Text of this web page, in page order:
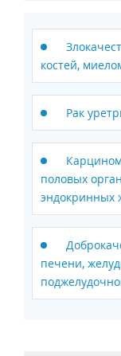
костей,
Рак
половых
эндокринных
печени,